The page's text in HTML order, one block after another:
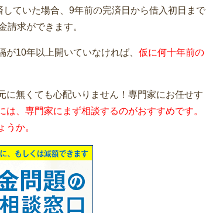
ていた場合、9年前の完済日から借入初日まで
請求ができます。
10年以上開いていなければ、 仮に何十年前の
無くても心配いりません！専門家にお任せす
、専門家にまず相談するのがおすすめです。
か。